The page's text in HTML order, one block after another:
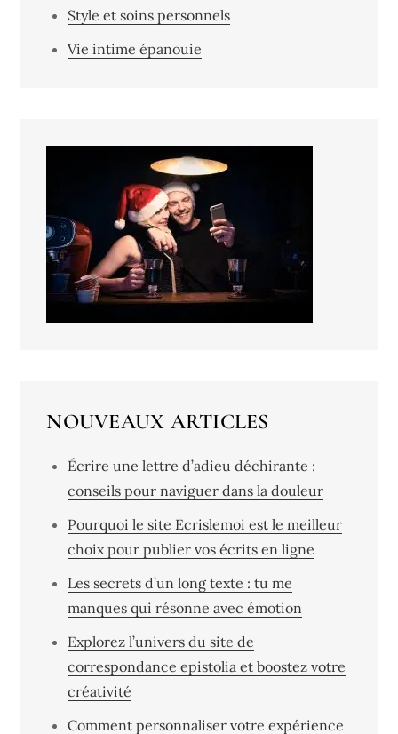
Style et soins personnels
Vie intime épanouie
NOUVEAUX ARTICLES
Écrire une lettre d’adieu déchirante :
conseils pour naviguer dans la douleur
Pourquoi le site Ecrislemoi est le meilleur
choix pour publier vos écrits en ligne
Les secrets d’un long texte : tu me
manques qui résonne avec émotion
Explorez l’univers du site de
correspondance epistolia et boostez votre
créativité
Comment personnaliser votre expérience